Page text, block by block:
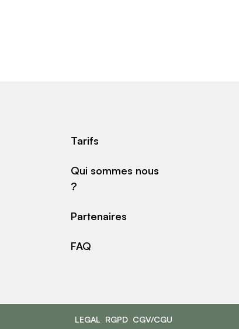
Tarifs
Qui sommes nous
?
Partenaires
FAQ
LEGAL RGPD CGV/CGU